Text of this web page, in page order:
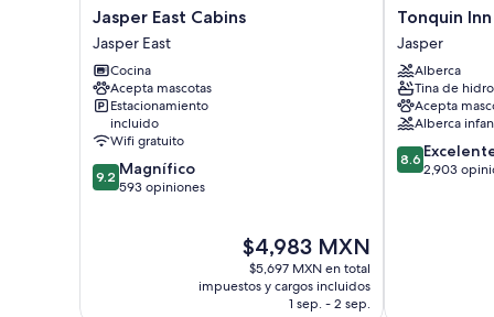
Jasper
East
Cabins
Jasper
East
Jasper East Cabins
Jasper East
Cocina
Acepta mascotas
Estacionamiento
incluido
Wifi gratuito
9.2
de
9.2 Magnífico
593 opiniones
El
precio
actual
$4,983 MXN
$5,697 MXN en total
impuestos y cargos incluidos
1 sep. - 2 sep.
Tonquin
Inn
Jasper
Tonquin Inn
Jasper
Alberca
Tina de
Acepta
Alberca
8.6
de
8.6
2,903